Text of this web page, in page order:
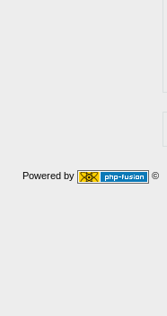
Powered by ©